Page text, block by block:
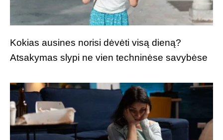
Kokias ausines norisi dėvėti visą dieną?
Atsakymas slypi ne vien techninėse savybėse